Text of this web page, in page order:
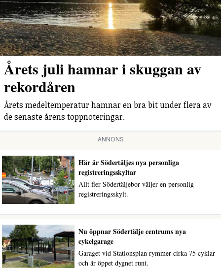
Årets juli hamnar i skuggan av
rekordåren
Årets medeltemperatur hamnar en bra bit under flera av
de senaste årens toppnoteringar.
ANNONS
Här är Södertäljes nya personliga
registreringsskyltar
Allt fler Södertäljebor väljer en personlig
registreringsskylt.
Nu öppnar Södertälje centrums nya
cykelgarage
Garaget vid Stationsplan rymmer cirka 75 cyklar
och är öppet dygnet runt.